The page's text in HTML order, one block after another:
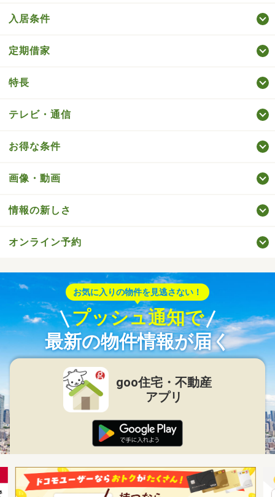
入居条件
定期借家
特長
テレビ・通信
お得な条件
画像・動画
情報の新しさ
オンライン予約
お気に入りの物件を見逃さない！
プッシュ通知で
最新の物件情報が届く
goo住宅・不動産
アプリ